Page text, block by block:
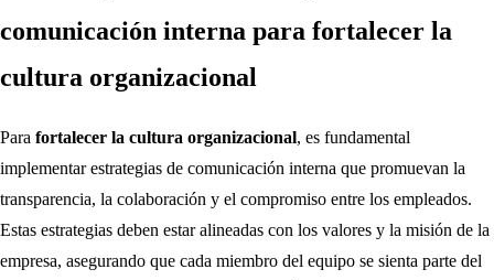
comunicación interna para fortalecer la
cultura organizacional
Para fortalecer la cultura organizacional, es fundamental
implementar estrategias de comunicación interna que promuevan la
transparencia, la colaboración y el compromiso entre los empleados.
Estas estrategias deben estar alineadas con los valores y la misión de la
empresa, asegurando que cada miembro del equipo se sienta parte del